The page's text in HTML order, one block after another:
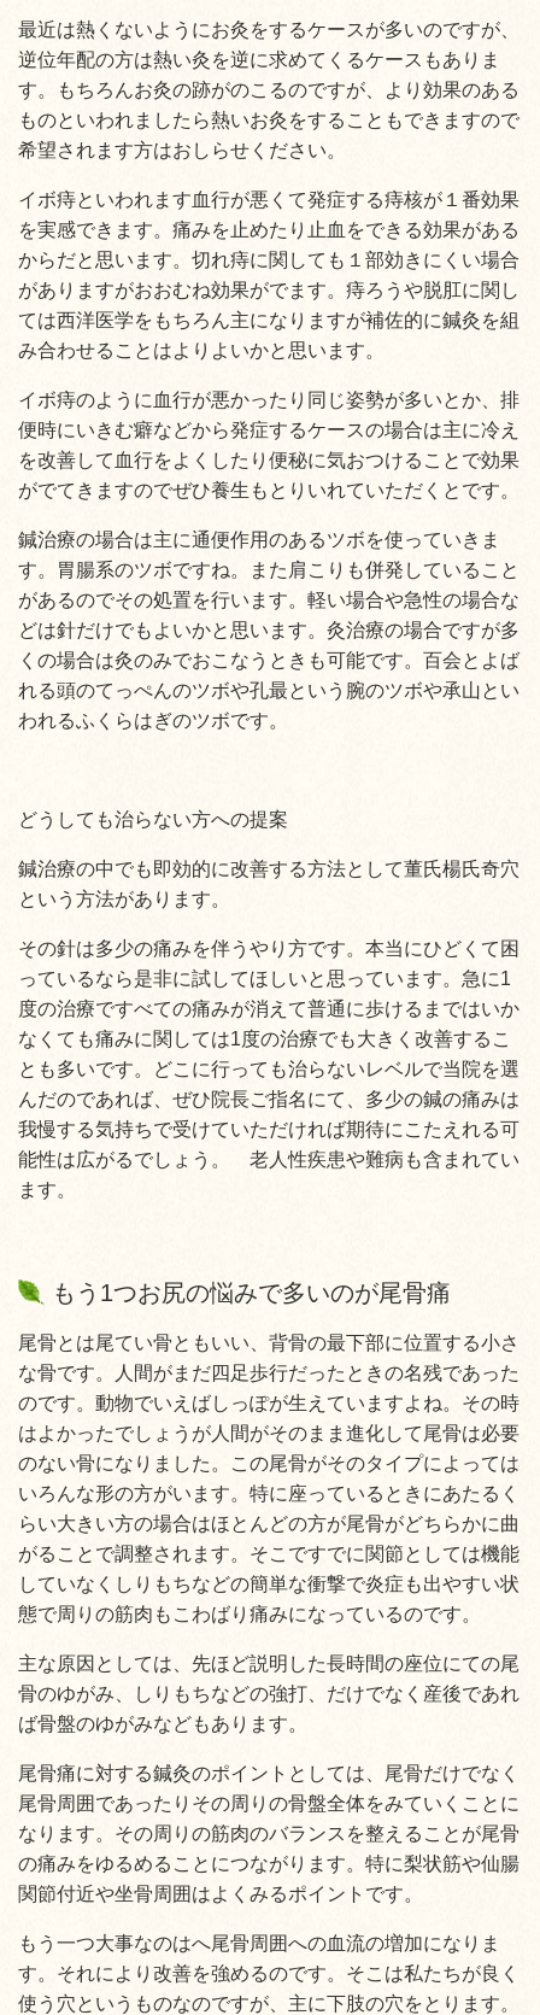
最近は熱くないようにお灸をするケースが多いのですが、
逆位年配の方は熱い灸を逆に求めてくるケースもありま
す。もちろんお灸の跡がのこるのですが、より効果のある
ものといわれましたら熱いお灸をすることもできますので
希望されます方はおしらせください。
イボ痔といわれます血行が悪くて発症する痔核が１番効果
を実感できます。痛みを止めたり止血をできる効果がある
からだと思います。切れ痔に関しても１部効きにくい場合
がありますがおおむね効果がでます。痔ろうや脱肛に関し
ては西洋医学をもちろん主になりますが補佐的に鍼灸を組
み合わせることはよりよいかと思います。
イボ痔のように血行が悪かったり同じ姿勢が多いとか、排
便時にいきむ癖などから発症するケースの場合は主に冷え
を改善して血行をよくしたり便秘に気おつけることで効果
がでてきますのでぜひ養生もとりいれていただくとです。
鍼治療の場合は主に通便作用のあるツボを使っていきま
す。胃腸系のツボですね。また肩こりも併発していること
があるのでその処置を行います。軽い場合や急性の場合な
どは針だけでもよいかと思います。灸治療の場合ですが多
くの場合は灸のみでおこなうときも可能です。百会とよば
れる頭のてっぺんのツボや孔最という腕のツボや承山とい
われるふくらはぎのツボです。
どうしても治らない方への提案
鍼治療の中でも即効的に改善する方法として董氏楊氏奇穴
という方法があります。
その針は多少の痛みを伴うやり方です。 本当にひどくて困
っているなら是非に試してほしいと思っています。急に1
度の治療ですべての痛みが消えて普通に歩けるまではいか
なくても痛みに関しては1度の治療でも大きく改善するこ
とも多いです。どこに行っても治らないレベルで当院を選
んだのであれば、ぜひ院長ご指名にて、多少の鍼の痛みは
我慢する気持ちで受けていただければ期待にこたえれる可
能性は広がるでしょう。 老人性疾患や難病も含まれてい
ます。
もう1つお尻の悩みで多いのが尾骨痛
尾骨とは尾てい骨ともいい、背骨の最下部に位置する小さ
な骨です。人間がまだ四足歩行だったときの名残であった
のです。動物でいえばしっぽが生えていますよね。その時
はよかったでしょうが人間がそのまま進化して尾骨は必要
のない骨になりました。この尾骨がそのタイプによっては
いろんな形の方がいます。特に座っているときにあたるく
らい大きい方の場合はほとんどの方が尾骨がどちらかに曲
がることで調整されます。そこですでに関節としては機能
していなくしりもちなどの簡単な衝撃で炎症も出やすい状
態で周りの筋肉もこわばり痛みになっているのです。
主な原因としては、先ほど説明した長時間の座位にての尾
骨のゆがみ、しりもちなどの強打、だけでなく産後であれ
ば骨盤のゆがみなどもあります。
尾骨痛に対する鍼灸のポイントとしては、尾骨だけでなく
尾骨周囲であったりその周りの骨盤全体をみていくことに
なります。その周りの筋肉のバランスを整えることが尾骨
の痛みをゆるめることにつながります。特に梨状筋や仙腸
関節付近や坐骨周囲はよくみるポイントです。
もう一つ大事なのはへ尾骨周囲への血流の増加になりま
す。それにより改善を強めるのです。そこは私たちが良く
使う穴というものなのですが、主に下肢の穴をとります。